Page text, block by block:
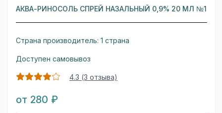
АКВА-РИНОСОЛЬ СПРЕЙ НАЗАЛЬНЫЙ 0,9% 20 МЛ №1
Страна производитель: 1 страна
Доступен самовывоз
4.3 (3 отзыва)
от 280 ₽